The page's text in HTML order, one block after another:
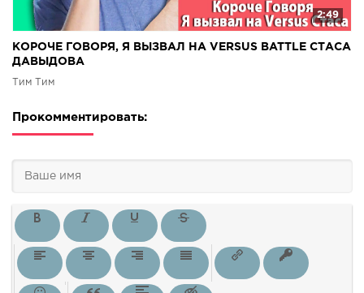
2:49
КОРОЧЕ ГОВОРЯ, Я ВЫЗВАЛ НА VERSUS BATTLE СТАСА
ДАВЫДОВА
Tим Тим
Прокомментировать: